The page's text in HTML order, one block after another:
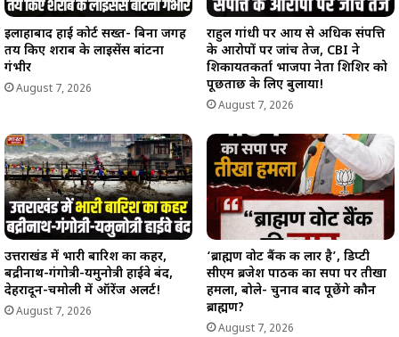
इलाहाबाद हाई कोर्ट सख्त- बिना जगह
तय किए शराब के लाइसेंस बांटना
गंभीर
August 7, 2026
राहुल गांधी पर आय से अधिक संपत्ति
के आरोपों पर जांच तेज, CBI ने
शिकायतकर्ता भाजपा नेता शिशिर को
पूछताछ के लिए बुलाया!
August 7, 2026
उत्तराखंड में भारी बारिश का कहर,
बद्रीनाथ-गंगोत्री-यमुनोत्री हाईवे बंद,
देहरादून-चमोली में ऑरेंज अलर्ट!
August 7, 2026
‘ब्राह्मण वोट बैंक की लार है’, डिप्टी
सीएम ब्रजेश पाठक का सपा पर तीखा
हमला, बोले- चुनाव बाद पूछेंगे कौन
ब्राह्मण?
August 7, 2026